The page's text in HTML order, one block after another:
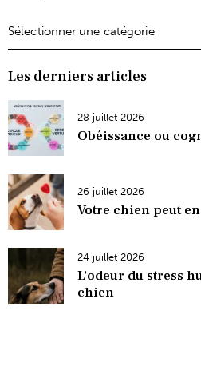
Les derniers articles
28 juillet 2026
Obéissance ou
26 juillet 2026
Votre chien peut
24 juillet 2026
L’odeur du stress
chien